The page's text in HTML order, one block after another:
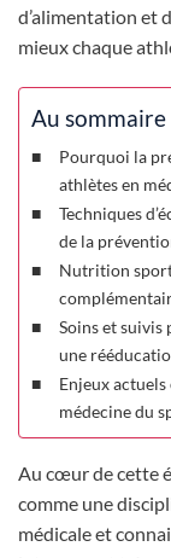
d’alimentation et
mieux chaque
Au sommaire
Pourquoi la
athlètes en
Techniques
de la
Nutrition
Soins et suivis
une
Enjeux
médecine du
Au cœur de cette
comme une
médicale et